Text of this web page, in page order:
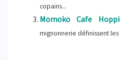
copains...
Momoko Cafe
mignonnerie définissent